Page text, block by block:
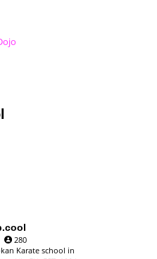
280
Karate school in